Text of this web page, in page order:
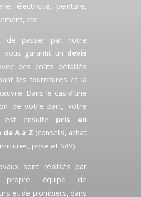
électricité, peinture,
etc.
de passer par notre
vous garantit un devis
des coûts détaillés
les fournitures et la
Dans le cas d’une
de votre part, votre
est ensuite pris en
de A à Z (conseils, achat
pose et SAV).
sont réalisés par
propre équipe de
et de plombiers, dans